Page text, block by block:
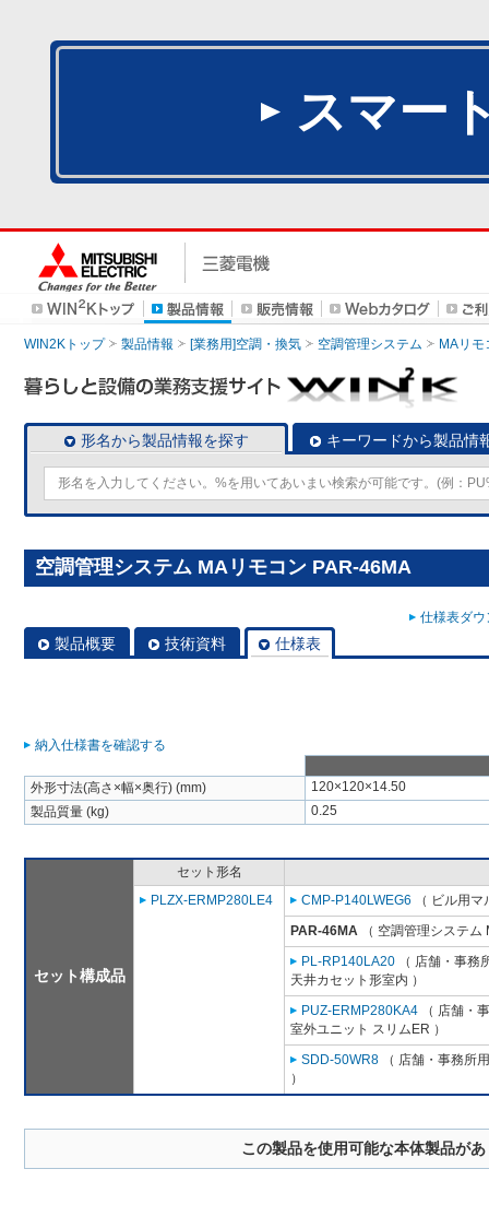
スマー
WIN2Kトップ 製品情報 [業務用]空調・換気 空調管理システム MAリモ
形名から製品情報を探す キーワードから製品情
空調管理システム MAリモコン PAR-46MA
仕様表ダ
製品概要 技術資料 仕様表
納入仕様書を確認する
外形寸法(高さ×幅×奥行) (mm)
120×120×14.50
製品質量 (kg)
0.25
セット構成品
セット形名
PLZX-ERMP280LE4
CMP-P140LWEG6 （ ビル用
PAR-46MA （ 空調管理システム
PL-RP140LA20 （ 店舗・事務
天井カセット形室内 ）
PUZ-ERMP280KA4 （ 店舗・
室外ユニット スリムER ）
SDD-50WR8 （ 店舗・事務所
）
この製品を使用可能な本体製品が